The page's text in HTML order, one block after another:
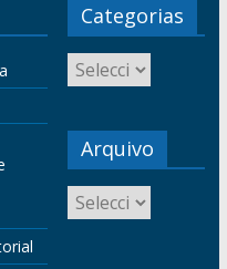
Categorias
Arquivo